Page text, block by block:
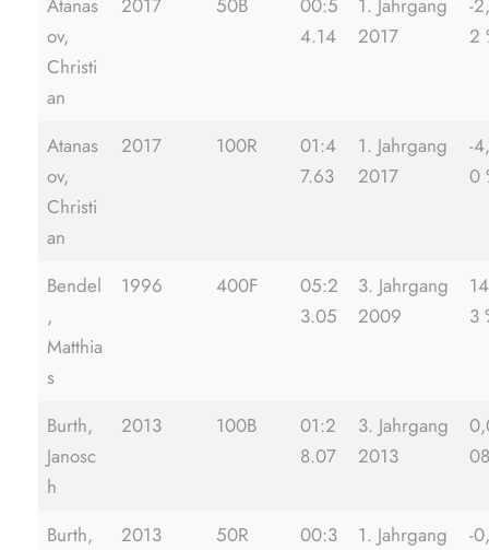
Atanas
ov,
Christi
an
2017 50B
00:5
4.14
1. Jahrgang
2017
-
2
Atanas
ov,
Christi
an
2017 100R
01:4
7.63
1. Jahrgang
2017
-
0
Bendel
,
Matthia
s
1996 400F
05:2
3.05
3. Jahrgang
2009
3
Burth,
Janosc
h
2013 100B
01:2
8.07
3. Jahrgang
2013
Burth,
2013 50R
00:3
1. Jahrgang
-